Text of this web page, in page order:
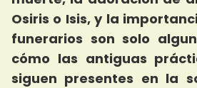
Osiris o Isis, y la
funerarios son solo
cómo las antiguas
siguen presentes en la